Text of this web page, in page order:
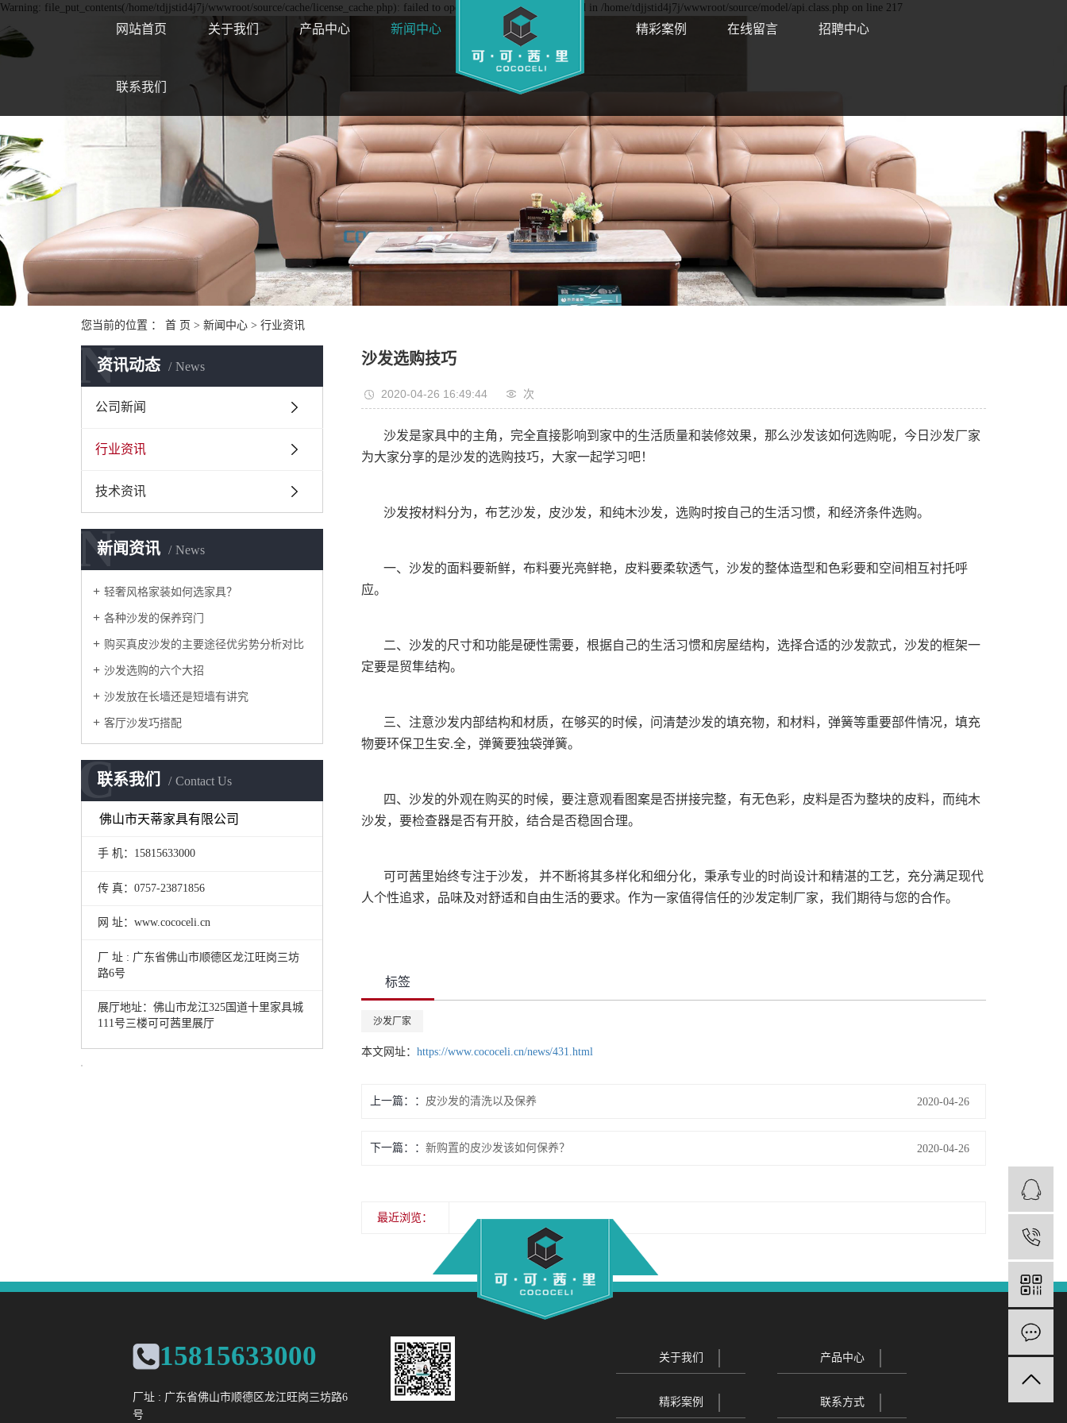
Warning: file_put_contents(/home/tdjjstid4j7j/wwwroot/source/cache/license_cache.php): failed to open stream: Permission denied in /home/tdjjstid4j7j/wwwroot/source/model/api.class.php on line 217
网站首页 关于我们 产品中心 新闻中心 精彩案例 在线留言 招聘中心
联系我们
您当前的位置 ： 首 页 > 新闻中心 > 行业资讯
资讯动态 News
N
公司新闻
行业资讯
技术资讯
新闻资讯 News
N
轻奢风格家装如何选家具？
各种沙发的保养窍门
购买真皮沙发的主要途径优劣势分析对比
沙发选购的六个大招
沙发放在长墙还是短墙有讲究
客厅沙发巧搭配
联系我们 Contact Us
C
佛山市天蒂家具有限公司
手 机：15815633000
传 真：0757-23871856
网 址：www.cococeli.cn
厂 址 : 广东省佛山市顺德区龙江旺岗三坊
路6号
展厅地址：佛山市龙江325国道十里家具城
111号三楼可可茜里展厅
沙发选购技巧
2020-04-26 16:49:44 次
沙发是家具中的主角，完全直接影响到家中的生活质量和装修效果，那么沙发该如何选购呢，今日沙发厂家
为大家分享的是沙发的选购技巧，大家一起学习吧！
沙发按材料分为，布艺沙发，皮沙发，和纯木沙发，选购时按自己的生活习惯，和经济条件选购。
一、沙发的面料要新鲜，布料要光亮鲜艳，皮料要柔软透气，沙发的整体造型和色彩要和空间相互衬托呼
应。
二、沙发的尺寸和功能是硬性需要，根据自己的生活习惯和房屋结构，选择合适的沙发款式，沙发的框架一
定要是贸隼结构。
三、注意沙发内部结构和材质，在够买的时候，问清楚沙发的填充物，和材料，弹簧等重要部件情况，填充
物要环保卫生安.全，弹簧要独袋弹簧。
四、沙发的外观在购买的时候，要注意观看图案是否拼接完整，有无色彩，皮料是否为整块的皮料，而纯木
沙发，要检查器是否有开胶，结合是否稳固合理。
可可茜里始终专注于沙发， 并不断将其多样化和细分化，秉承专业的时尚设计和精湛的工艺，充分满足现代
人个性追求，品味及对舒适和自由生活的要求。作为一家值得信任的沙发定制厂家，我们期待与您的合作。
标签
沙发厂家
本文网址： https://www.cococeli.cn/news/431.html
上一篇： 皮沙发的清洗以及保养 2020-04-26
下一篇： 新购置的皮沙发该如何保养？ 2020-04-26
最近浏览：
15815633000
厂址 : 广东省佛山市顺德区龙江旺岗三坊路6
号
关于我们 产品中心
精彩案例 联系方式